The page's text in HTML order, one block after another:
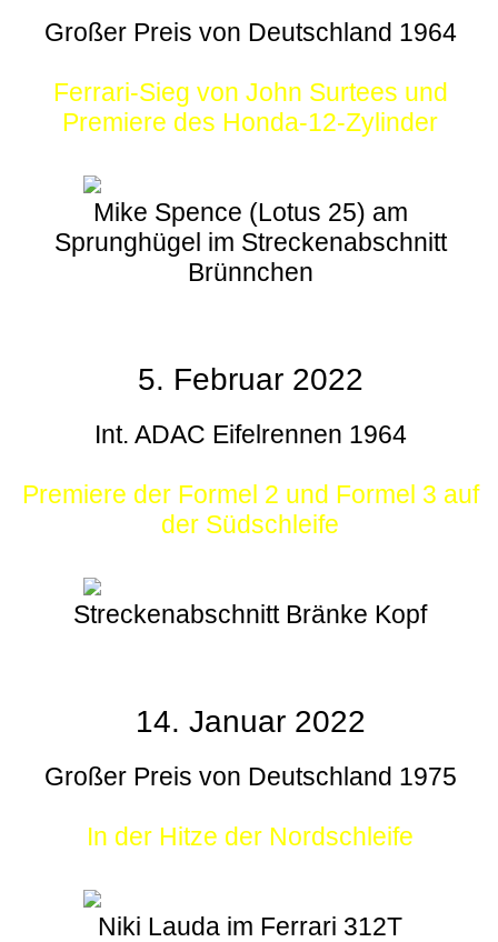
Großer Preis von Deutschland 1964
Ferrari-Sieg von John Surtees und
Premiere des Honda-12-Zylinder
Mike Spence (Lotus 25) am
Sprunghügel im Streckenabschnitt
Brünnchen
5. Februar 2022
Int. ADAC Eifelrennen 1964
Premiere der Formel 2 und Formel 3 auf
der Südschleife
Streckenabschnitt Bränke Kopf
14. Januar 2022
Großer Preis von Deutschland 1975
In der Hitze der Nordschleife
Niki Lauda im Ferrari 312T